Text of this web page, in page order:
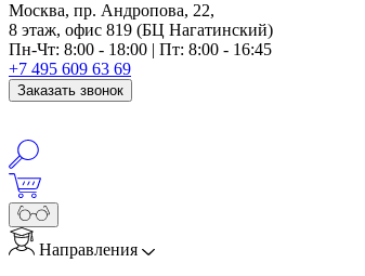
Москва, пр. Андропова, 22,
8 этаж, офис 819 (БЦ Нагатинский)
Пн-Чт: 8:00 - 18:00 | Пт: 8:00 - 16:45
+7 495 609 63 69
Заказать звонок
Направления